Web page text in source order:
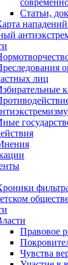
Статьи,
лиц
Правовое
Чувства